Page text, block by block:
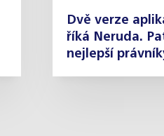
Dvě verze
říká Neruda.
nejlepší